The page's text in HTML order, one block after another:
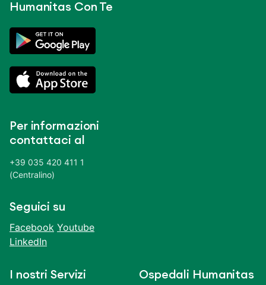
Humanitas Con Te
Per informazioni
contattaci al
+39 035 420 411 1
(Centralino)
Seguici su
Facebook Youtube
LinkedIn
I nostri Servizi Ospedali Humanitas